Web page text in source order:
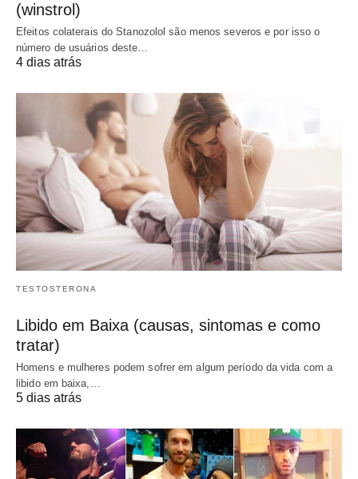
(winstrol)
Efeitos colaterais do Stanozolol são menos severos e por isso o
número de usuários deste…
4 dias atrás
TESTOSTERONA
Libido em Baixa (causas, sintomas e como
tratar)
Homens e mulheres podem sofrer em algum período da vida com a
libido em baixa,…
5 dias atrás